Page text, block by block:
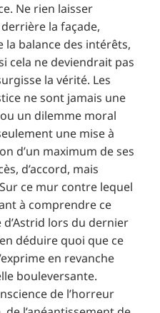
Ne rien laisser
la façade,
la balance des intérêts,
cela ne deviendrait pas
la vérité. Les
ne sont jamais une
un dilemme moral
une mise à
d’un maximum de ses
d’accord, mais
ce mur contre lequel
à comprendre ce
d’Astrid lors du dernier
déduire quoi que ce
en revanche
bouleversante.
de l’horreur